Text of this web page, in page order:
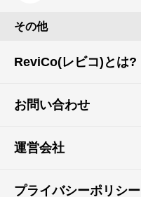
その他
ReviCo(レビコ)とは?
お問い合わせ
運営会社
プライバシーポリシー